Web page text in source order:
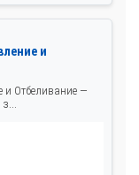
и
и Отбеливание —